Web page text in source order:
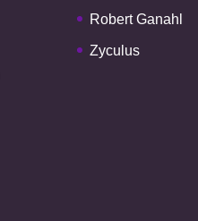
Robert Ganahl
Zyculus